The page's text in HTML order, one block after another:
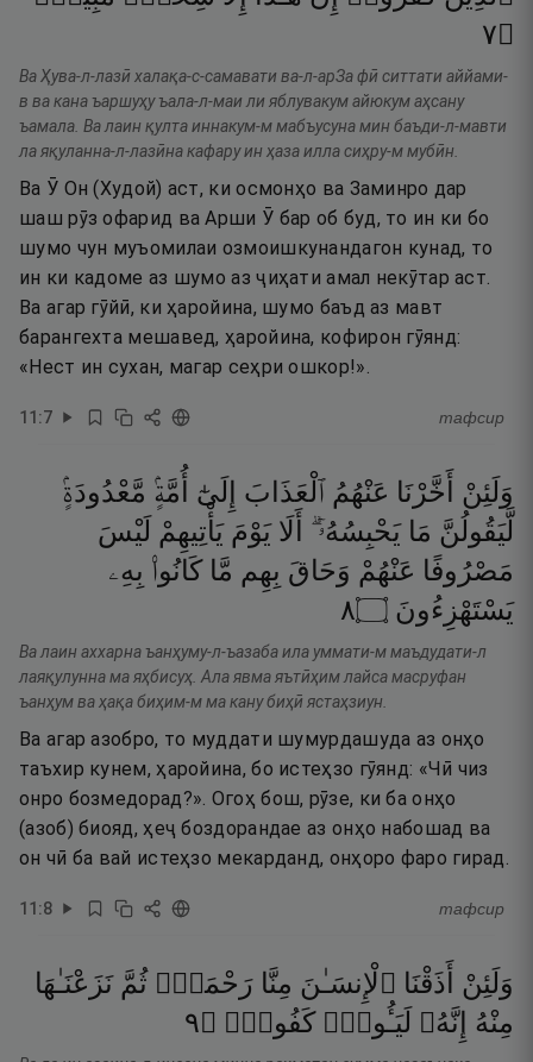
۝٧
Ва Ҳува-л-лазӣ халақа-с-самавати ва-л-арЗа фӣ ситтати аййами-
в ва кана ъаршуҳу ъала-л-маи ли яблувакум айюкум аҳсану
ъамала. Ва лаин қулта иннакум-м мабъусуна мин баъди-л-мавти
ла яқуланна-л-лазӣна кафару ин ҳаза илла сиҳру-м мубӣн.
Ва Ӯ Он (Худой) аст, ки осмонҳо ва Заминро дар
шаш рӯз офарид ва Арши Ӯ бар об буд, то ин ки бо
шумо чун муъомилаи озмоишкунандагон кунад, то
ин ки кадоме аз шумо аз ҷиҳати амал некӯтар аст.
Ва агар гӯйӣ, ки ҳаройина, шумо баъд аз мавт
барангехта мешавед, ҳаройина, кофирон гӯянд:
«Нест ин сухан, магар сеҳри ошкор!».
11:7 тафсир
وَلَئِنْ أَخَّرْنَا عَنْهُمُ ٱلْعَذَابَ إِلَىٰٓ أُمَّةٍۢ مَّعْدُودَةٍۢ
لَّيَقُولُنَّ مَا يَحْبِسُهُۥٓ ۗ أَلَا يَوْمَ يَأْتِيهِمْ لَيْسَ
مَصْرُوفًا عَنْهُمْ وَحَاقَ بِهِم مَّا كَانُوا۟ بِهِۦ
يَسْتَهْزِءُونَ ۝٨
Ва лаин аххарна ъанҳуму-л-ъазаба ила уммати-м маъдудати-л
лаяқулунна ма яҳбисуҳ. Ала явма яътӣҳим лайса масруфан
ъанҳум ва ҳақа биҳим-м ма кану биҳӣ ястаҳзиун.
Ва агар азобро, то муддати шумурдашуда аз онҳо
таъхир кунем, ҳаройина, бо истеҳзо гӯянд: «Чӣ чиз
онро бозмедорад?». Огоҳ бош, рӯзе, ки ба онҳо
(азоб) биояд, ҳеҷ боздорандае аз онҳо набошад ва
он чӣ ба вай истеҳзо мекарданд, онҳоро фаро гирад.
11:8 тафсир
وَلَئِنْ أَذَقْنَا ٱلْإِنسَـٰنَ مِنَّا رَحْمَةًۭ ثُمَّ نَزَعْنَـٰهَا
مِنْهُ إِنَّهُۥ لَيَـُٔوسٌۭ كَفُورٌۭ ۝٩